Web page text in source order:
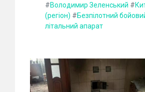
#Володимир Зеленський #
(регіон) #Безпілотний
літальний апарат